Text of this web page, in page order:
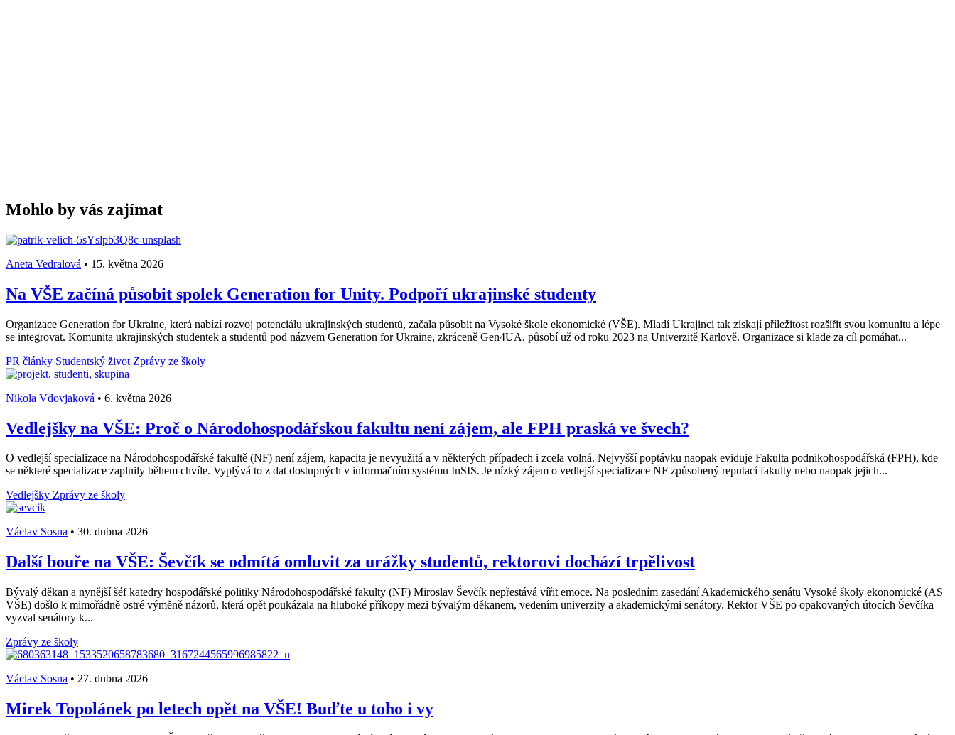
Mohlo by vás zajímat
Aneta Vedralová • 15. května 2026
Na VŠE začíná působit spolek Generation for Unity. Podpoří ukrajinské studenty
Organizace Generation for Ukraine, která nabízí rozvoj potenciálu ukrajinských studentů, začala působit na Vysoké škole ekonomické (VŠE). Mladí Ukrajinci tak získají příležitost rozšířit svou komunitu a lépe
se integrovat. Komunita ukrajinských studentek a studentů pod názvem Generation for Ukraine, zkráceně Gen4UA, působí už od roku 2023 na Univerzitě Karlově. Organizace si klade za cíl pomáhat...
PR články Studentský život Zprávy ze školy
Nikola Vdovjaková • 6. května 2026
Vedlejšky na VŠE: Proč o Národohospodářskou fakultu není zájem, ale FPH praská ve švech?
O vedlejší specializace na Národohospodářské fakultě (NF) není zájem, kapacita je nevyužitá a v některých případech i zcela volná. Nejvyšší poptávku naopak eviduje Fakulta podnikohospodářská (FPH), kde
se některé specializace zaplnily během chvíle. Vyplývá to z dat dostupných v informačním systému InSIS. Je nízký zájem o vedlejší specializace NF způsobený reputací fakulty nebo naopak jejich...
Vedlejšky Zprávy ze školy
Václav Sosna • 30. dubna 2026
Další bouře na VŠE: Ševčík se odmítá omluvit za urážky studentů, rektorovi dochází trpělivost
Bývalý děkan a nynější šéf katedry hospodářské politiky Národohospodářské fakulty (NF) Miroslav Ševčík nepřestává vířit emoce. Na posledním zasedání Akademického senátu Vysoké školy ekonomické (AS
VŠE) došlo k mimořádně ostré výměně názorů, která opět poukázala na hluboké příkopy mezi bývalým děkanem, vedením univerzity a akademickými senátory. Rektor VŠE po opakovaných útocích Ševčíka
vyzval senátory k...
Zprávy ze školy
Václav Sosna • 27. dubna 2026
Mirek Topolánek po letech opět na VŠE! Buďte u toho i vy